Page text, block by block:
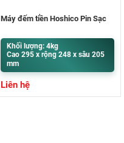
Máy đếm tiền Hoshico Pin Sạc
Khối lượng: 4kg
Cao 295 x rộng 248 x sâu 205
mm
Liên hệ